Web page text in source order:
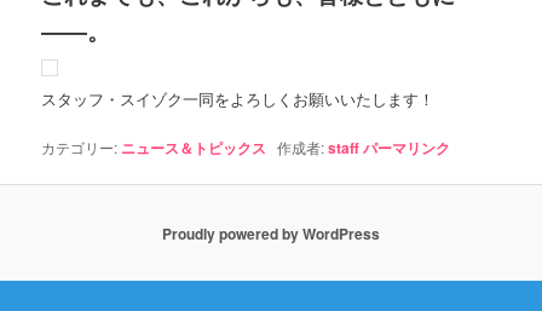
――。
スタッフ・スイゾク一同をよろしくお願いいたします！
カテゴリー: ニュース＆トピックス 作成者:staffパーマリンク
Proudly powered by WordPress